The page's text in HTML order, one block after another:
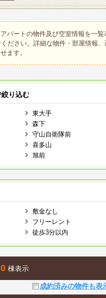
パートの物件及び空室情報を一
ださい。詳細な物件・部屋情報
ます。
り込む
東大手
森下
守山自衛隊前
喜多山
旭前
敷金なし
フリーレント
徒歩3分以内
棟表示
成約済みの物件も表